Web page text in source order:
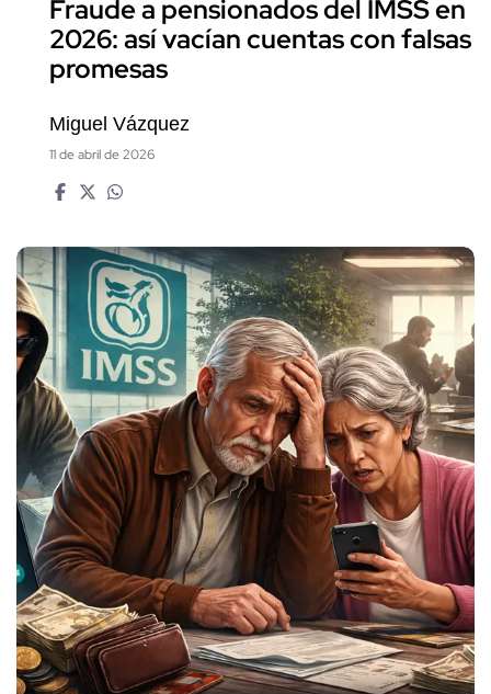
Fraude a pensionados del IMSS en
2026: así vacían cuentas con falsas
promesas
Miguel Vázquez
11 de abril de 2026